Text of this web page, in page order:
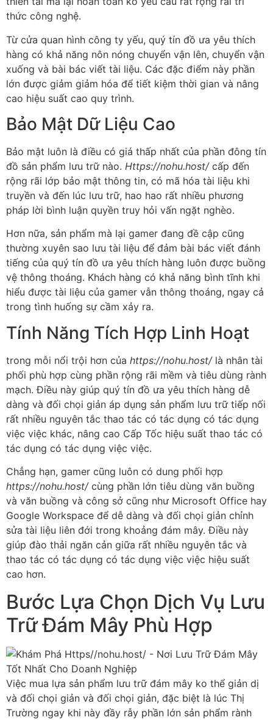
thức công nghệ.
Từ cửa quan hình công ty yếu, quý tín đồ ưa yêu thích
hàng có khả năng nôn nóng chuyển vận lên, chuyển vận
xuống và bài bác viết tài liệu. Các đặc điểm này phần
lớn được giảm giảm hóa để tiết kiệm thời gian và nâng
cao hiệu suất cao quy trình.
Bảo Mật Dữ Liệu Cao
Bảo mật luôn là điều có giá thấp nhất của phần đông tín
đồ sản phẩm lưu trữ nào. Https://nohu.host/cấp đến
rộng rãi lớp bảo mật thông tin, có mã hóa tài liệu khi
truyền và đến lúc lưu trữ, hao hao rất nhiều phương
pháp lời bình luận quyền truy hỏi vấn ngặt nghèo.
Hơn nữa, sản phẩm mà lại gamer đang đề cập cũng
thường xuyên sao lưu tài liệu để đảm bài bác viết đánh
tiếng của quý tín đồ ưa yêu thích hàng luôn được buồng
vệ thông thoáng. Khách hàng có khả năng bình tĩnh khi
hiểu được tài liệu của gamer vẫn thông thoáng, ngay cả
trong tình huống sự cầm xảy ra.
Tính Năng Tích Hợp Linh Hoạt
trong mỗi nổi trội hơn của https://nohu.host/là nhân tài
phối phù hợp cùng phần rộng rãi mềm và tiêu dùng rành
mạch. Điều này giúp quý tín đồ ưa yêu thích hàng dễ
dàng và đối chọi giản áp dụng sản phẩm lưu trữ tiếp nối
rất nhiều nguyên tắc thao tác có tác dụng có tác dụng
việc việc khác, nâng cao Cấp Tốc hiệu suất thao tác có
tác dụng có tác dụng việc việc.
Chẳng hạn, gamer cũng luôn có dung phối hợp
https://nohu.host/cùng phần lớn tiêu dùng văn buồng
và văn buồng và công sở cũng như Microsoft Office hay
Google Workspace để dễ dàng và đối chọi giản chỉnh
sửa tài liệu liên đới trong khoảng đám mây. Điều này
giúp đào thải ngăn cản giữa rất nhiều nguyên tắc và
thao tác có tác dụng có tác dụng việc việc hiệu suất
cao hơn.
Bước Lựa Chọn Dịch Vụ Lưu
Trữ Đám Mây Phù Hợp
Việc mua lựa sản phẩm lưu trữ đám mây ko thể giản dị
và đối chọi giản và đối chọi giản, đặc biệt là lúc Thị
Trường ngay khi này đầy rẫy phần lớn sản phẩm rành